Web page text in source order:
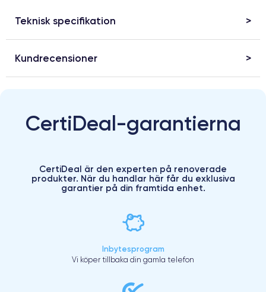
Teknisk specifikation
Kundrecensioner
CertiDeal-garantierna
CertiDeal är den experten på renoverade
produkter. När du handlar här får du exklusiva
garantier på din framtida enhet.
Inbytesprogram
Vi köper tillbaka din gamla telefon